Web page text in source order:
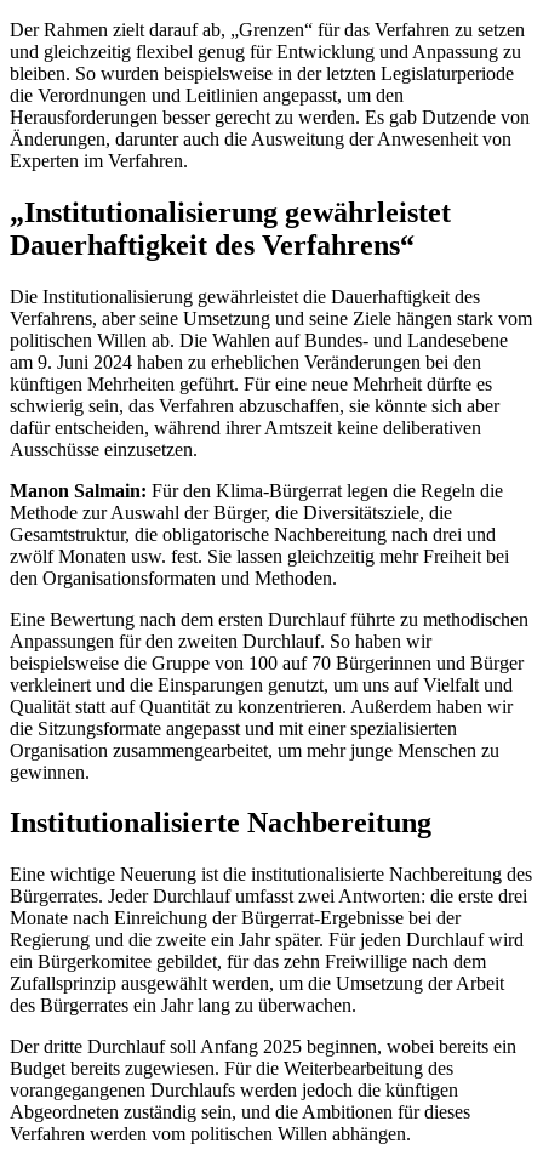
Der Rahmen zielt darauf ab, „Grenzen“ für das Verfahren zu setzen
und gleichzeitig flexibel genug für Entwicklung und Anpassung zu
bleiben. So wurden beispielsweise in der letzten Legislaturperiode
die Verordnungen und Leitlinien angepasst, um den
Herausforderungen besser gerecht zu werden. Es gab Dutzende von
Änderungen, darunter auch die Ausweitung der Anwesenheit von
Experten im Verfahren.
„Institutionalisierung gewährleistet
Dauerhaftigkeit des Verfahrens“
Die Institutionalisierung gewährleistet die Dauerhaftigkeit des
Verfahrens, aber seine Umsetzung und seine Ziele hängen stark vom
politischen Willen ab. Die Wahlen auf Bundes- und Landesebene
am 9. Juni 2024 haben zu erheblichen Veränderungen bei den
künftigen Mehrheiten geführt. Für eine neue Mehrheit dürfte es
schwierig sein, das Verfahren abzuschaffen, sie könnte sich aber
dafür entscheiden, während ihrer Amtszeit keine deliberativen
Ausschüsse einzusetzen.
Manon Salmain: Für den Klima-Bürgerrat legen die Regeln die
Methode zur Auswahl der Bürger, die Diversitätsziele, die
Gesamtstruktur, die obligatorische Nachbereitung nach drei und
zwölf Monaten usw. fest. Sie lassen gleichzeitig mehr Freiheit bei
den Organisationsformaten und Methoden.
Eine Bewertung nach dem ersten Durchlauf führte zu methodischen
Anpassungen für den zweiten Durchlauf. So haben wir
beispielsweise die Gruppe von 100 auf 70 Bürgerinnen und Bürger
verkleinert und die Einsparungen genutzt, um uns auf Vielfalt und
Qualität statt auf Quantität zu konzentrieren. Außerdem haben wir
die Sitzungsformate angepasst und mit einer spezialisierten
Organisation zusammengearbeitet, um mehr junge Menschen zu
gewinnen.
Institutionalisierte Nachbereitung
Eine wichtige Neuerung ist die institutionalisierte Nachbereitung des
Bürgerrates. Jeder Durchlauf umfasst zwei Antworten: die erste drei
Monate nach Einreichung der Bürgerrat-Ergebnisse bei der
Regierung und die zweite ein Jahr später. Für jeden Durchlauf wird
ein Bürgerkomitee gebildet, für das zehn Freiwillige nach dem
Zufallsprinzip ausgewählt werden, um die Umsetzung der Arbeit
des Bürgerrates ein Jahr lang zu überwachen.
Der dritte Durchlauf soll Anfang 2025 beginnen, wobei bereits ein
Budget bereits zugewiesen. Für die Weiterbearbeitung des
vorangegangenen Durchlaufs werden jedoch die künftigen
Abgeordneten zuständig sein, und die Ambitionen für dieses
Verfahren werden vom politischen Willen abhängen.